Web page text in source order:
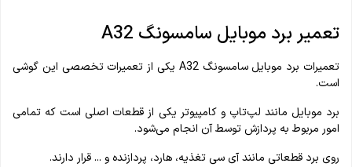
تعمیر برد موبایل سامسونگ A32
تعمیرات برد موبایل سامسونگ A32 یکی از تعمیرات تخصصی این گوشی
است.
برد موبایل مانند لپ‌تاپ و کامپیوتر یکی از قطعات اصلی است که تمامی
امور مربوط به پردازش توسط آن انجام می‌شود.
روی برد قطعاتی مانند آی سی تغذیه، هارد، پردازنده و ... قرار دارند.